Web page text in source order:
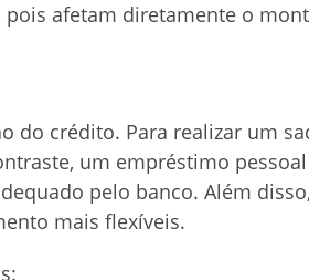
afetam diretamente o
do crédito. Para realizar um
um empréstimo
pelo banco. Além
mais flexíveis.